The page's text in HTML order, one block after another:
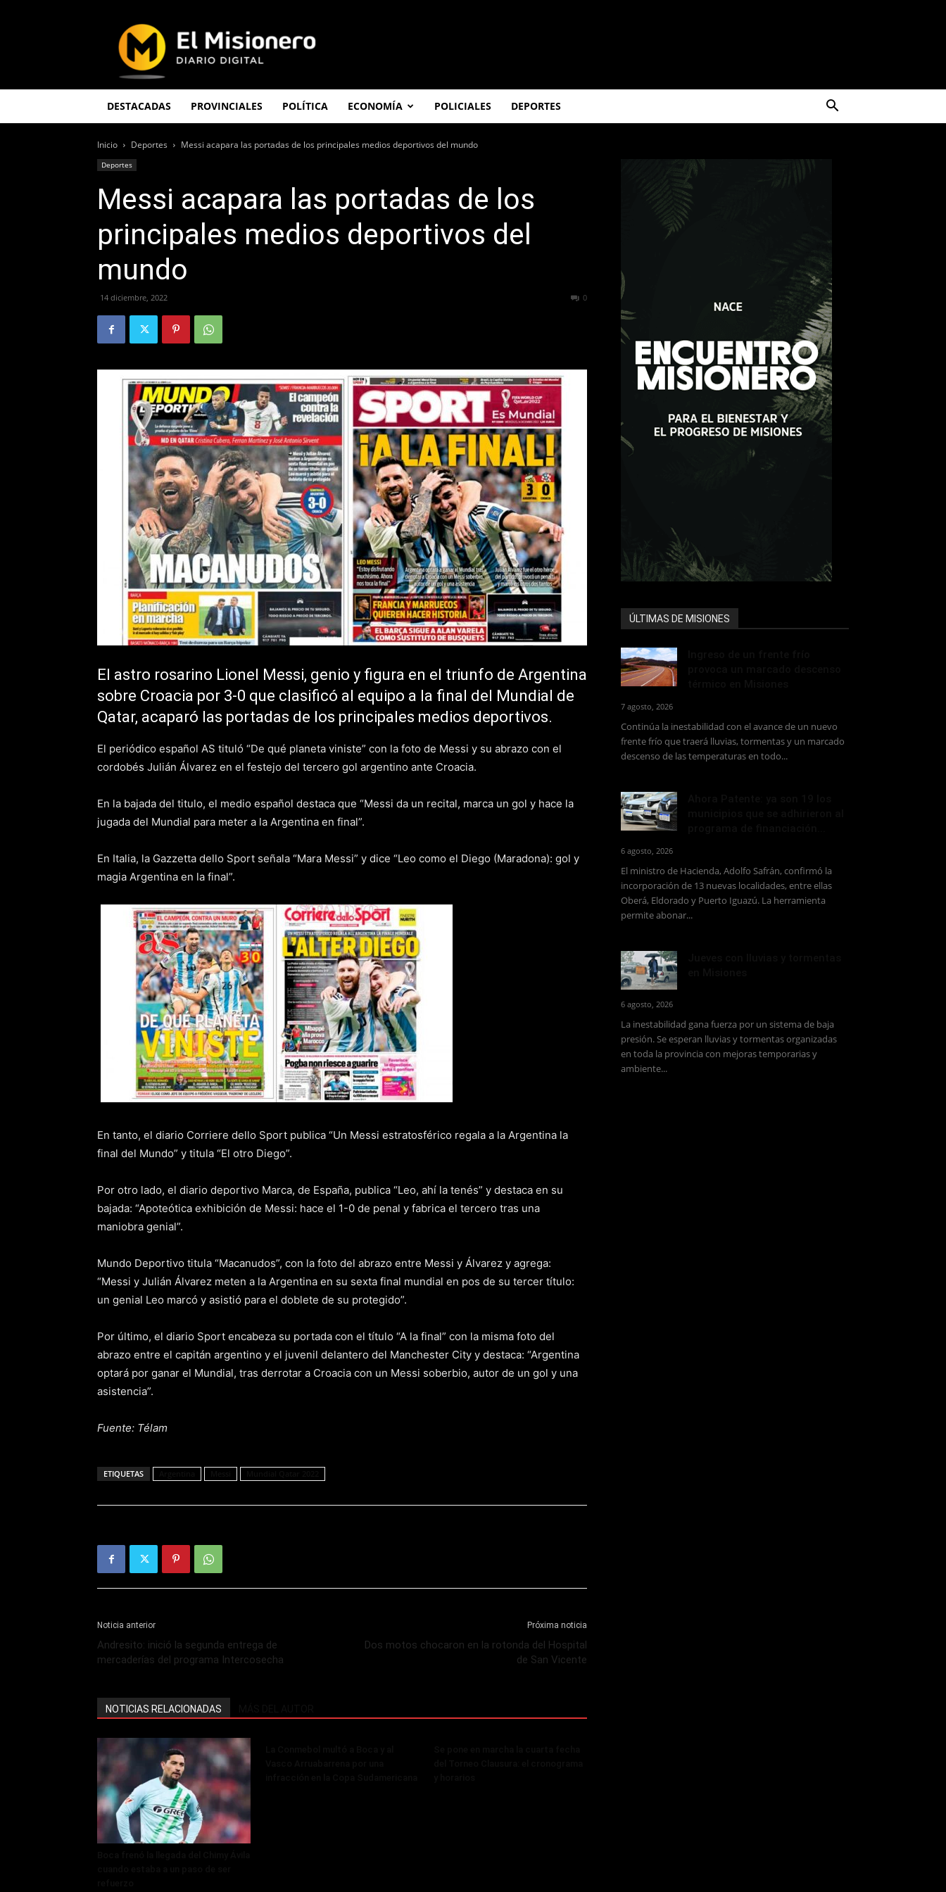
Misionero
DESTACADAS PROVINCIALES POLÍTICA ECONOMÍA POLICIALES DEPORTES
Inicio Deportes Messi acapara las portadas de los principales medios deportivos del mundo
Deportes
Messi acapara las portadas de los
principales medios deportivos del
mundo
14 diciembre, 2022 0
El astro rosarino Lionel Messi, genio y figura en el triunfo de Argentina
sobre Croacia por 3-0 que clasificó al equipo a la final del Mundial de
Qatar, acaparó las portadas de los principales medios deportivos.
El periódico español AS tituló “De qué planeta viniste” con la foto de Messi y su abrazo con el
cordobés Julián Álvarez en el festejo del tercero gol argentino ante Croacia.
En la bajada del titulo, el medio español destaca que “Messi da un recital, marca un gol y hace la
jugada del Mundial para meter a la Argentina en final”.
En Italia, la Gazzetta dello Sport señala “Mara Messi” y dice “Leo como el Diego (Maradona): gol y
magia Argentina en la final”.
En tanto, el diario Corriere dello Sport publica “Un Messi estratosférico regala a la Argentina la
final del Mundo” y titula “El otro Diego”.
Por otro lado, el diario deportivo Marca, de España, publica “Leo, ahí la tenés” y destaca en su
bajada: “Apoteótica exhibición de Messi: hace el 1-0 de penal y fabrica el tercero tras una
maniobra genial”.
Mundo Deportivo titula “Macanudos”, con la foto del abrazo entre Messi y Álvarez y agrega:
“Messi y Julián Álvarez meten a la Argentina en su sexta final mundial en pos de su tercer título:
un genial Leo marcó y asistió para el doblete de su protegido”.
Por último, el diario Sport encabeza su portada con el título “A la final” con la misma foto del
abrazo entre el capitán argentino y el juvenil delantero del Manchester City y destaca: “Argentina
optará por ganar el Mundial, tras derrotar a Croacia con un Messi soberbio, autor de un gol y una
asistencia”.
Fuente: Télam
ETIQUETAS
Noticia anterior
Andresito: inició la segunda entrega de
mercaderías del programa Intercosecha
Próxima noticia
Dos motos chocaron en la rotonda del Hospital
de San Vicente
NOTICIAS RELACIONADAS
ÚLTIMAS DE MISIONES
7 agosto, 2026
Continúa la inestabilidad con el avance de un nuevo
frente frío que traerá lluvias, tormentas y un marcado
descenso de las temperaturas en todo...
6 agosto, 2026
El ministro de Hacienda, Adolfo Safrán, confirmó la
incorporación de 13 nuevas localidades, entre ellas
Oberá, Eldorado y Puerto Iguazú. La herramienta
permite abonar...
6 agosto, 2026
La inestabilidad gana fuerza por un sistema de baja
presión. Se esperan lluvias y tormentas organizadas
en toda la provincia con mejoras temporarias y
ambiente...